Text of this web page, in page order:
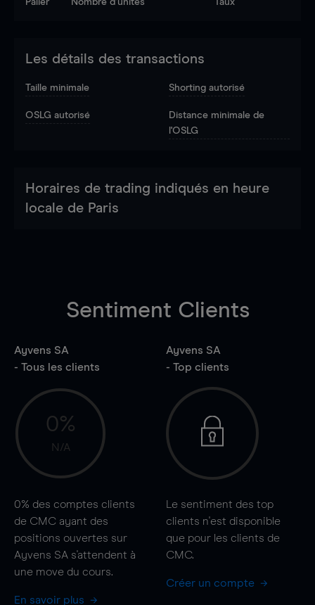
Les détails des transactions
Taille minimale Shorting autorisé
OSLG autorisé
Distance minimale de
l'OSLG
Horaires de trading indiqués en heure
locale de Paris
Sentiment Clients
Ayvens SA
- Tous les clients
0%
N/A
0% des comptes clients
de CMC ayant des
positions ouvertes sur
Ayvens SA s'attendent à
une move du cours.
En savoir plus
Ayvens SA
- Top clients
Le sentiment des top
clients n'est disponible
que pour les clients de
CMC.
Créer un compte